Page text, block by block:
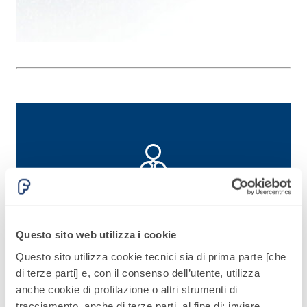
Questo sito web utilizza i cookie
Questo sito utilizza cookie tecnici sia di prima parte [che
di terze parti] e, con il consenso dell’utente, utilizza
anche cookie di profilazione o altri strumenti di
Hai bisogno di
assistenza per il tuo
progetto? Contattaci
Contatti